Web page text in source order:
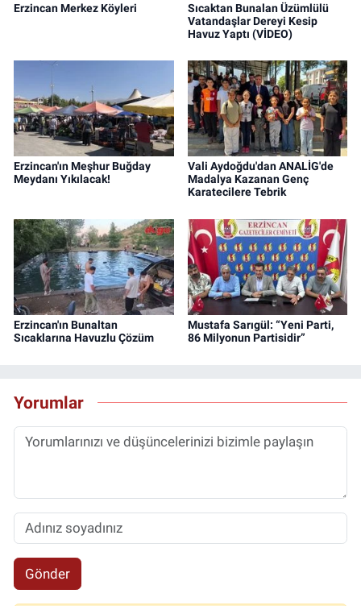
Erzincan Merkez Köyleri
Sıcaktan Bunalan Üzümlülü
Vatandaşlar Dereyi Kesip
Havuz Yaptı (VİDEO)
Erzincan'ın Meşhur Buğday
Meydanı Yıkılacak!
Vali Aydoğdu'dan ANALİG'de
Madalya Kazanan Genç
Karatecilere Tebrik
Erzincan'ın Bunaltan
Sıcaklarına Havuzlu Çözüm
Mustafa Sarıgül: “Yeni Parti,
86 Milyonun Partisidir”
Yorumlar
Gönder